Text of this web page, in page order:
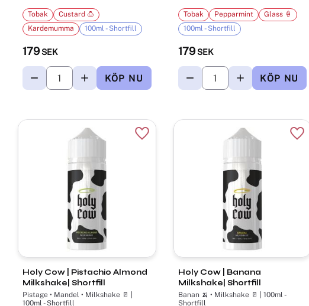
179 SEK
Tobak
Custard 🍮
Kardemumma
100ml - Shortfill
179SEK
Tobak Pepparmint
Glass 🍦
100ml - Shortfill
Holy Cow | Pistachio Almond
Milkshake| Shortfill
Pistage • Mandel • Milkshake 🥛 |
100ml - Shortfill
Lägg till i favoriter
Holy Cow | Banana
Milkshake| Shortfill
Banan 🍌 • Milkshake 🥛 | 100ml -
Shortfill